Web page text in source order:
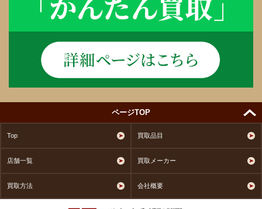
ページTOP
Top 買取品目
店舗一覧 買取メーカー
買取方法 会社概要